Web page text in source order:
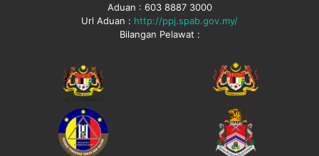
Aduan : 603 8887 3000
Url Aduan : http://ppj.spab.gov.my/
Bilangan Pelawat :